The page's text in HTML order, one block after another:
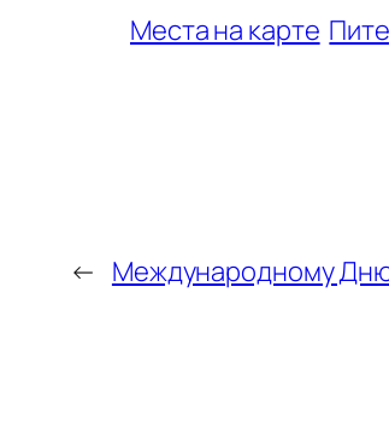
Места на карте
← Международному